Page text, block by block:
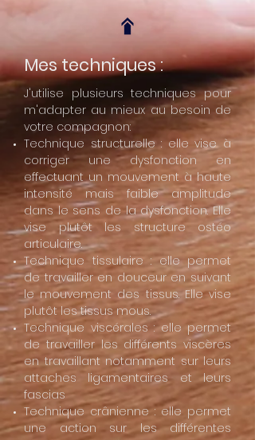
Mes techniques :
J'utilise plusieurs techniques pour
m'adapter au mieux au besoin de
votre compagnon:
Technique structurelle : elle vise à
corriger une dysfonction en
effectuant un mouvement à haute
intensité mais faible amplitude
dans le sens de la dysfonction. Elle
vise plutôt les structure ostéo
articulaire.
Technique tissulaire : elle permet
de travailler en douceur en suivant
le mouvement des tissus. Elle vise
plutôt les tissus mous.
Technique viscérales : elle permet
de travailler les différents viscères
en travaillant notamment sur leurs
attaches ligamentaires et leurs
fascias
Technique crânienne : elle permet
une action sur les différentes